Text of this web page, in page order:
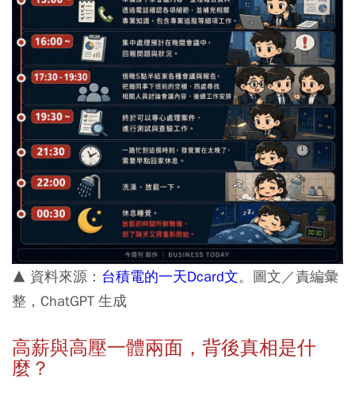
▲ 資料來源： 台積電的一天Dcard文。圖文／責編彙
整，ChatGPT 生成
高薪與高壓一體兩面，背後真相是什
麼？